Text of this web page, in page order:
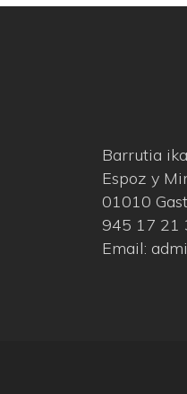
Barrutia
Espoz y
01010
945 17 21
Email: